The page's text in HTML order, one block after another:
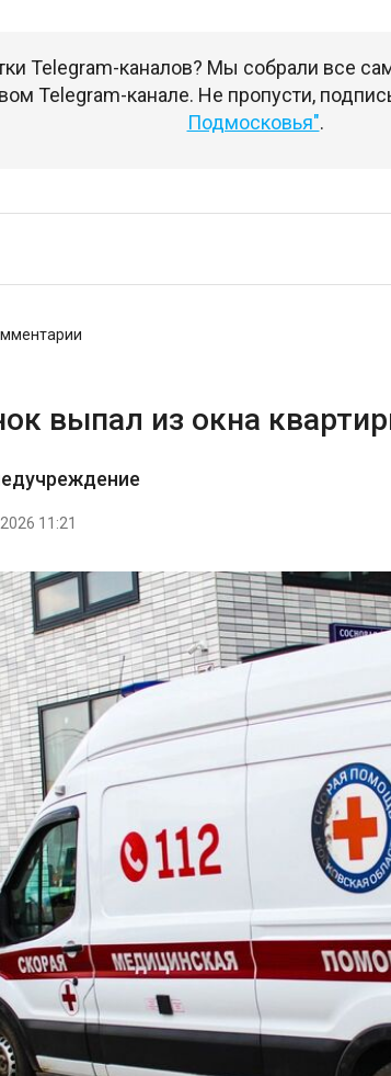
Telegram-каналов? Мы собрали все
Telegram-канале. Не пропусти,
Подмосковья".
выпал из окна
11:21